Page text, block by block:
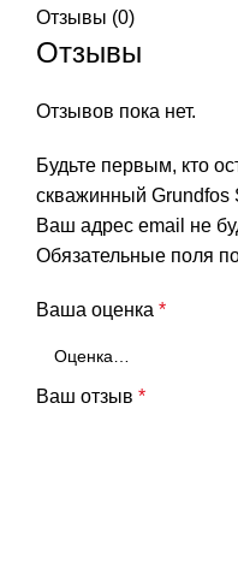
Отзывы (0)
Отзывы
Отзывов пока нет.
Будьте первым, кто
скважинный Grundfos
Ваш адрес email не
Обязательные поля
Ваша оценка *
Ваш отзыв *